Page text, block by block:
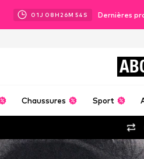
01J 08H 26M 53 S Dernières
Chaussures Sport